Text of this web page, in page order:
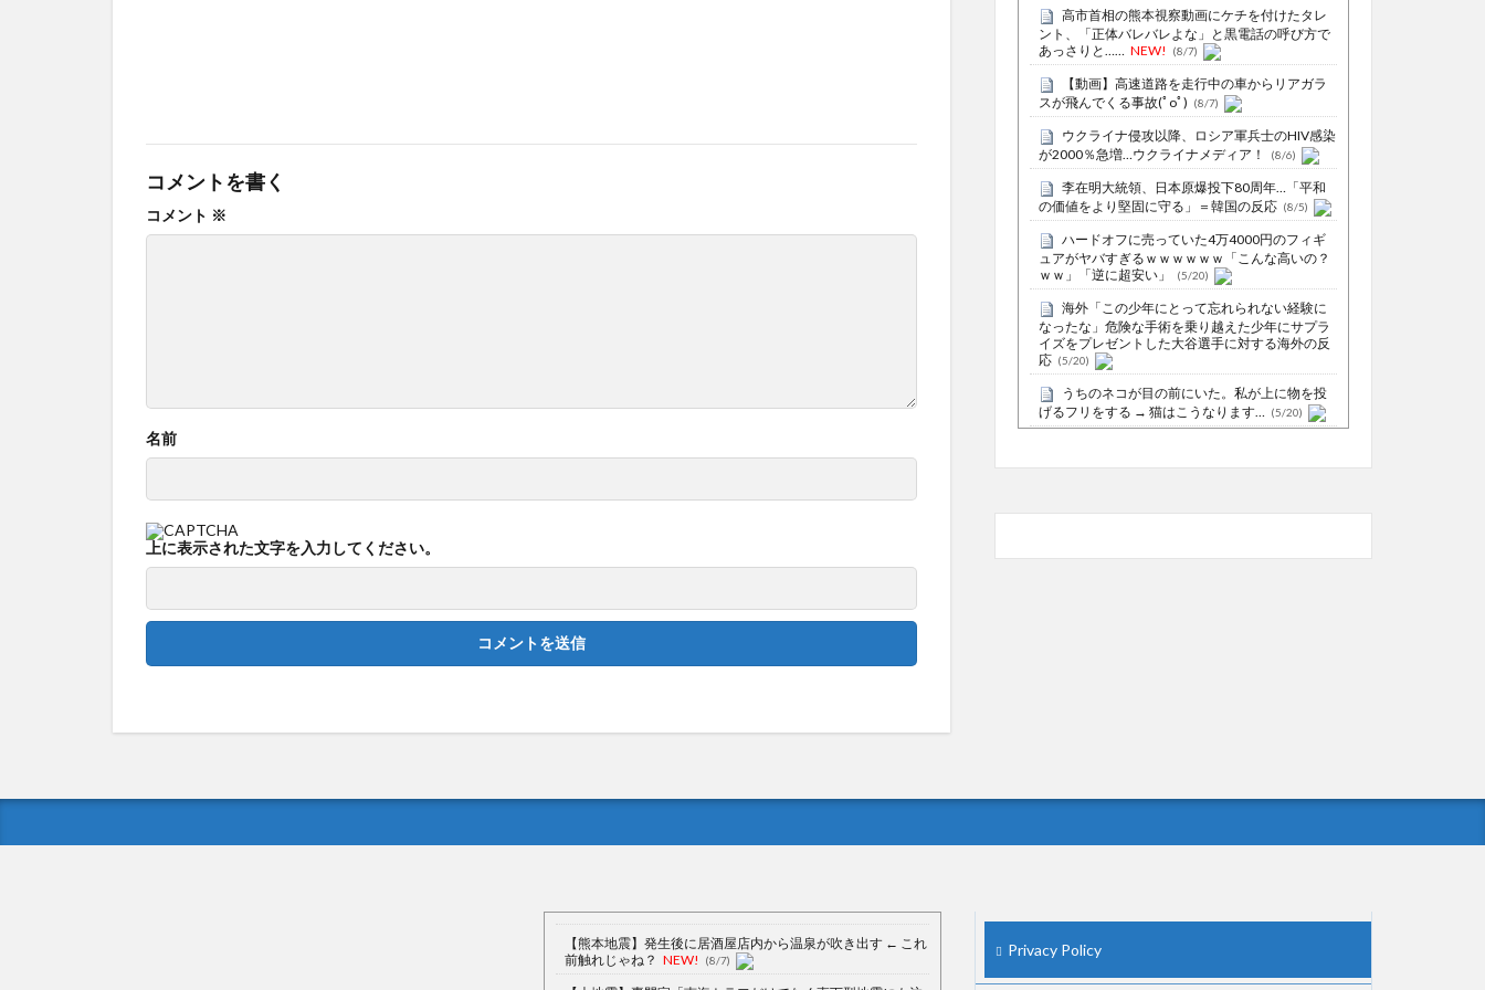
コメントを書く
コメント ※
名前
上に表示された文字を入力してください。
高市首相の熊本視察動画にケチを付けたタレ
ント、「正体バレバレよな」と黒電話の呼び方で
あっさりと…… NEW! (8/7)
【動画】高速道路を走行中の車からリアガラ
スが飛んでくる事故(ﾟoﾟ) (8/7)
ウクライナ侵攻以降、ロシア軍兵士のHIV感染
が2000％急増…ウクライナメディア！
(8/6)
李在明大統領、日本原爆投下80周年…「平和
の価値をより堅固に守る」＝韓国の反応 (8/5)
ハードオフに売っていた4万4000円のフィギ
ュアがヤバすぎるｗｗｗｗｗｗ「こんな高いの？
ｗｗ」「逆に超安い」
(5/20)
海外「この少年にとって忘れられない経験に
なったな」危険な手術を乗り越えた少年にサプラ
イズをプレゼントした大谷選手に対する海外の反
応 (5/20)
うちのネコが目の前にいた。私が上に物を投
げるフリをする → 猫はこうなります…
(5/20)
顔20点、体80点と評価されていた女子学生が
【熊本地震】発生後に居酒屋店内から温泉が吹き出す ← これ
前触れじゃね？ NEW! (8/7)
Privacy Policy